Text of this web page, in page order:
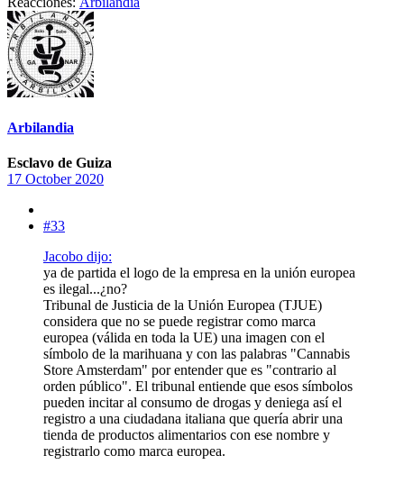
Arbilandia
Esclavo de Guiza
17 October 2020
#33
Jacobo dijo:
ya de partida el logo de la empresa en la unión europea
es ilegal...¿no?
Tribunal de Justicia de la Unión Europea (TJUE)
considera que no se puede registrar como marca
europea (válida en toda la UE) una imagen con el
símbolo de la marihuana y con las palabras "Cannabis
Store Amsterdam" por entender que es "contrario al
orden público". El tribunal entiende que esos símbolos
pueden incitar al consumo de drogas y deniega así el
registro a una ciudadana italiana que quería abrir una
tienda de productos alimentarios con ese nombre y
registrarlo como marca europea.